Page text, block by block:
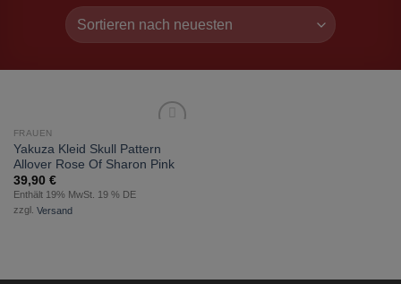
Wunschliste
hinzufügen
FRAUEN
Yakuza Kleid Skull Pattern
Allover Rose Of Sharon Pink
39,90 €
Enthält 19% MwSt. 19 % DE
zzgl. Versand